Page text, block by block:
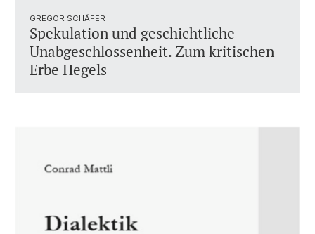
GREGOR SCHÄFER
Spekulation und geschichtliche
Unabgeschlossenheit. Zum kritischen
Erbe Hegels